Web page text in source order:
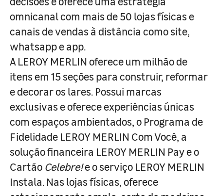
omnicanal com mais de 50 lojas físicas e
canais de vendas à distância como site,
whatsapp e app.
A LEROY MERLIN oferece um milhão de
itens em 15 seções para construir, reformar
e decorar os lares. Possui marcas
exclusivas e oferece experiências únicas
com espaços ambientados, o Programa de
Fidelidade LEROY MERLIN Com Você, a
solução financeira LEROY MERLIN Pay e o
Cartão Celebre!e o serviço LEROY MERLIN
Instala. Nas lojas físicas, oferece